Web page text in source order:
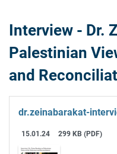
Interview - Dr.
Palestinian
and
dr.zeinabarakat-
15.01.24 299 KB (PDF)